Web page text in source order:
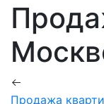
Продажа